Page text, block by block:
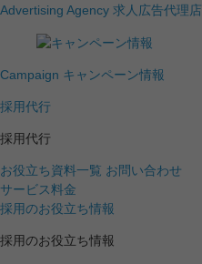
Advertising Agency 求人広告代理店
Campaign キャンペーン情報
採用代行
採用代行
お役立ち資料一覧 お問い合わせ
サービス料金
採用のお役立ち情報
採用のお役立ち情報